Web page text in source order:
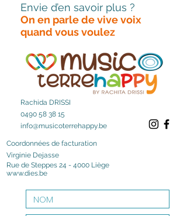
Envie d’en savoir plus ?
On en parle de vive voix
quand vous voulez
Rachida DRISSI
0490 58 38 15
info@musicoterrehappy.be
Coordonnées de facturation
Virginie Dejasse
Rue de Steppes 24 - 4000 Liège
www.dies.be